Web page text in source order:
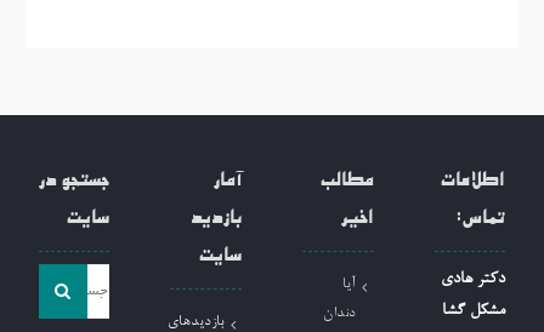
اطلاعات
تماس:
دکتر هادی
مشکل گشا
مطالب
اخیر
آیا
دندان
آمار
بازدید
سایت
بازدیدهای
جستجو در
سایت